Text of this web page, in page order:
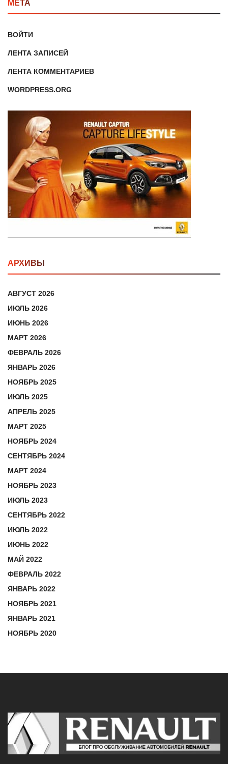
МЕТА
ВОЙТИ
ЛЕНТА ЗАПИСЕЙ
ЛЕНТА КОММЕНТАРИЕВ
WORDPRESS.ORG
АРХИВЫ
АВГУСТ 2026
ИЮЛЬ 2026
ИЮНЬ 2026
МАРТ 2026
ФЕВРАЛЬ 2026
ЯНВАРЬ 2026
НОЯБРЬ 2025
ИЮЛЬ 2025
АПРЕЛЬ 2025
МАРТ 2025
НОЯБРЬ 2024
СЕНТЯБРЬ 2024
МАРТ 2024
НОЯБРЬ 2023
ИЮЛЬ 2023
СЕНТЯБРЬ 2022
ИЮЛЬ 2022
ИЮНЬ 2022
МАЙ 2022
ФЕВРАЛЬ 2022
ЯНВАРЬ 2022
НОЯБРЬ 2021
ЯНВАРЬ 2021
НОЯБРЬ 2020